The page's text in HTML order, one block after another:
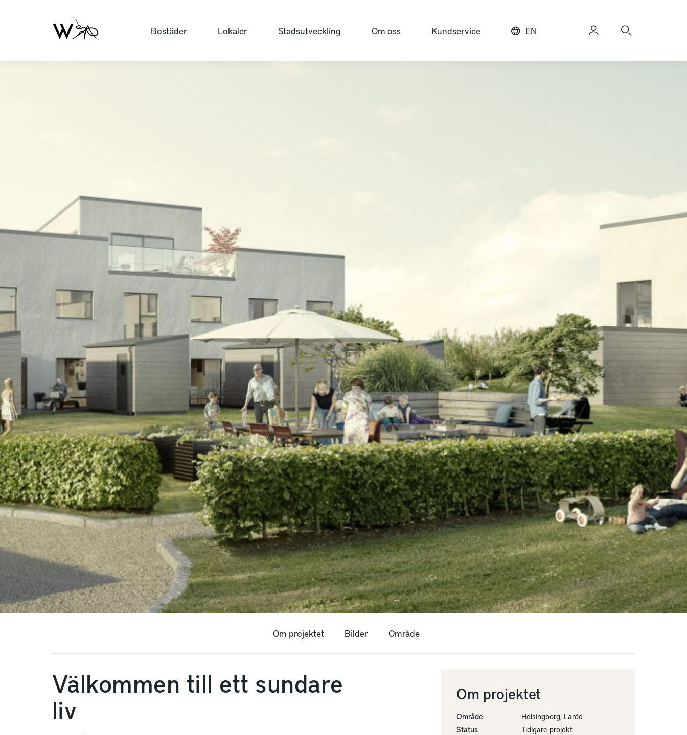
Bostäder Lokaler Stadsutveckling Om oss Kundservice EN
Om projektet Bilder Område
Välkommen till ett sundare
liv Om projektet
Område
Helsingborg, Laröd
Status
Tidigare projekt